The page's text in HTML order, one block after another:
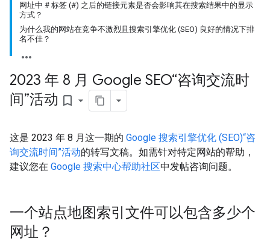
网址中 # 标签 (#) 之后的链接元素是否会影响其在搜索结果中的显示
方式？
为什么我的网站在竞争不激烈且搜索引擎优化 (SEO) 良好的情况下排
名不佳？
2023 年 8 月 Google SEO“咨询交流时
间”活动 bookmark_border
这是 2023 年 8 月这一期的 Google 搜索引擎优化 (SEO)“咨
询交流时间”活动的转写文稿。如需针对特定网站的帮助，
建议您在 Google 搜索中心帮助社区中发帖咨询问题。
一个站点地图索引文件可以包含多少个
网址？